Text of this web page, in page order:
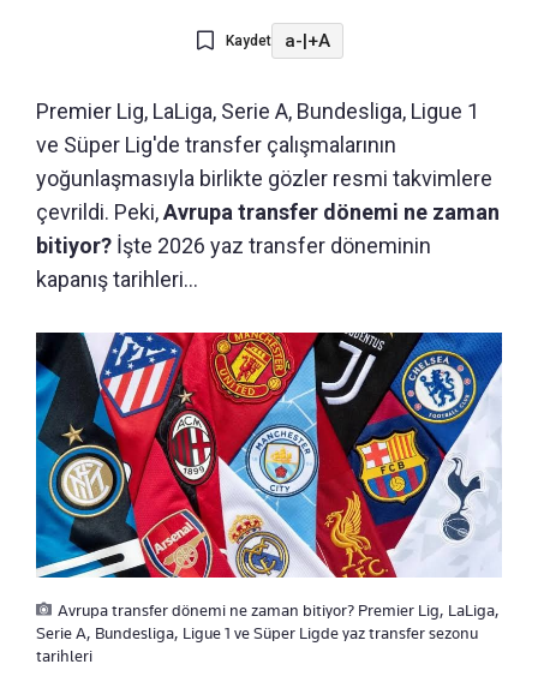
Kaydet a-|+A
Premier Lig, LaLiga, Serie A, Bundesliga, Ligue 1
ve Süper Lig'de transfer çalışmalarının
yoğunlaşmasıyla birlikte gözler resmi takvimlere
çevrildi. Peki,Avrupa transfer dönemi ne zaman
bitiyor? İşte 2026 yaz transfer döneminin
kapanış tarihleri...
Avrupa transfer dönemi ne zaman bitiyor? Premier Lig, LaLiga,
Serie A, Bundesliga, Ligue 1 ve Süper Ligde yaz transfer sezonu
tarihleri